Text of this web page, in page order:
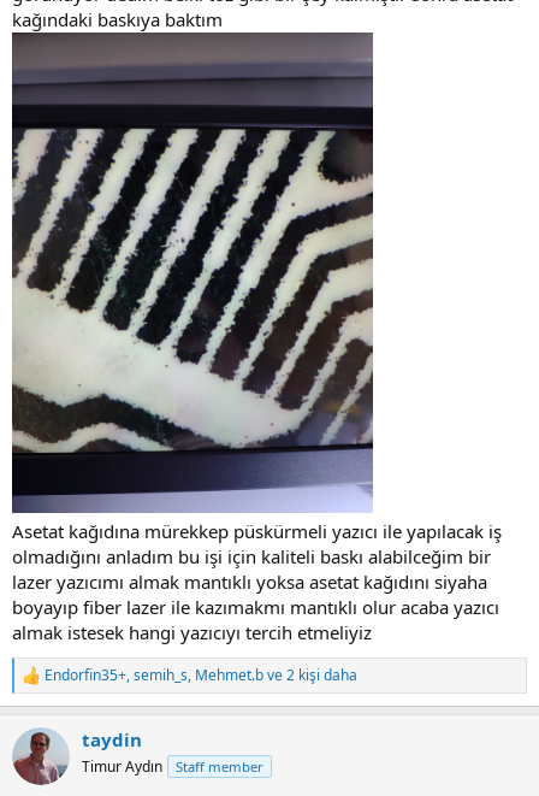
kağındaki baskıya baktım
Asetat kağıdına mürekkep püskürmeli yazıcı ile yapılacak iş
olmadığını anladım bu işi için kaliteli baskı alabilceğim bir
lazer yazıcımı almak mantıklı yoksa asetat kağıdını siyaha
boyayıp fiber lazer ile kazımakmı mantıklı olur acaba yazıcı
almak istesek hangi yazıcıyı tercih etmeliyiz
R
e
c
t
i
Endorfin35+,semih_s, Mehmet.bve 2 kişi daha
taydin
Timur Aydın Staff member